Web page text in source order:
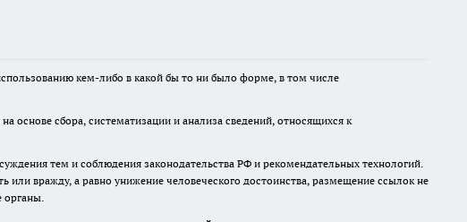
кем-либо в какой бы то ни было форме, в том числе
сбора, систематизации и анализа сведений, относящихся к
тем и соблюдения законодательства РФ и рекомендательных технологий.
вражду, а равно унижение человеческого достоинства, размещение ссылок не
органы.